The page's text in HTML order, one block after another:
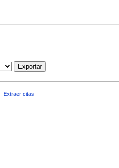
Exportar
Extraer citas